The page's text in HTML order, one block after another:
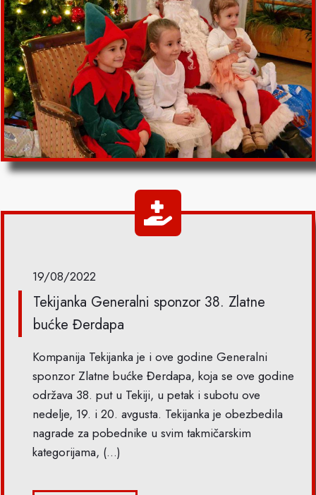
19/08/2022
Tekijanka Generalni sponzor 38. Zlatne
bućke Đerdapa
Kompanija Tekijanka je i ove godine Generalni
sponzor Zlatne bućke Đerdapa, koja se ove godine
održava 38. put u Tekiji, u petak i subotu ove
nedelje, 19. i 20. avgusta. Tekijanka je obezbedila
nagrade za pobednike u svim takmičarskim
kategorijama, (...)